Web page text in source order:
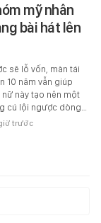
mỹ nhân
bài hát lên
sẽ lỗ vốn, màn tái
10 năm vẫn giúp
này tạo nên một
cú lội ngược dòng…
trước